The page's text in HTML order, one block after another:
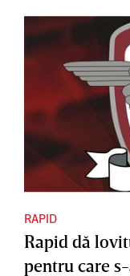
RAPID
Rapid dă
pentru care